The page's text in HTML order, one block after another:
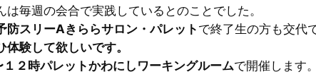
毎週の会合で実践しているとのことでした。
防スリーAきららサロン・パレット で終了生の方も交代
験して欲しいです。
１２時パレットかわにしワーキングルームで開催します。